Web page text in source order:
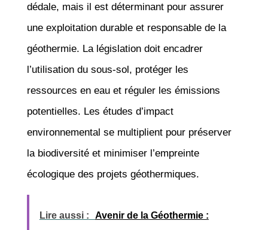
dédale, mais il est déterminant pour assurer
une exploitation durable et responsable de la
géothermie. La législation doit encadrer
l’utilisation du sous-sol, protéger les
ressources en eau et réguler les émissions
potentielles. Les études d’impact
environnemental se multiplient pour préserver
la biodiversité et minimiser l’empreinte
écologique des projets géothermiques.
Lire aussi : Avenir de la Géothermie :